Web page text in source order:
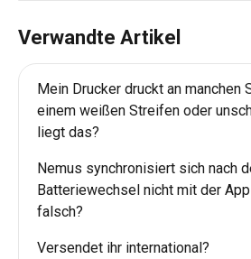
Verwandte Artikel
Mein Drucker druckt an manchen
einem weißen Streifen oder
liegt das?
Nemus synchronisiert sich nach
Batteriewechsel nicht mit der
falsch?
Versendet ihr international?